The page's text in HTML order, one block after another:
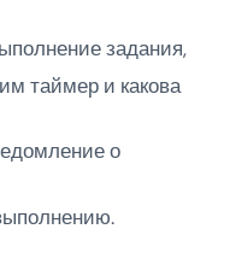
задания,
таймер и какова
о